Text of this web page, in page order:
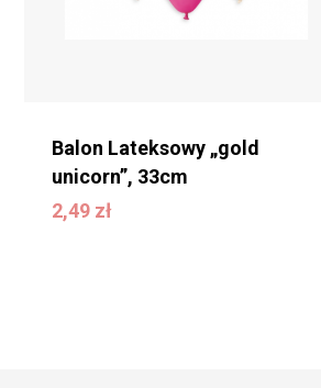
Balon Lateksowy „gold
unicorn”, 33cm
2,49 zł
2,49zł